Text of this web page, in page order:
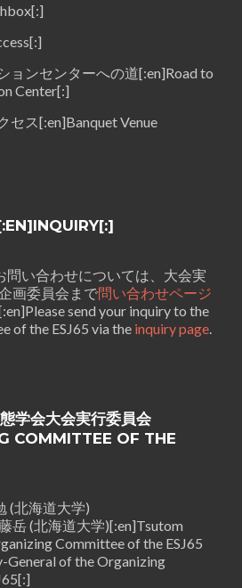
ョンセンターへの道[:en]Road to
Center[:]
セス[:en]Banquet Venue
問い合わせについては、大会実
画委員会まで問い合わせページ
send your inquiry to the
of the ESJ65 via the inquiry page.
学会大会実行委員会
COMMITTEE OF THE
(北海道大学)
岳 (北海道大学)[:en]Tsutom
Committee of the ESJ65
General of the Organizing